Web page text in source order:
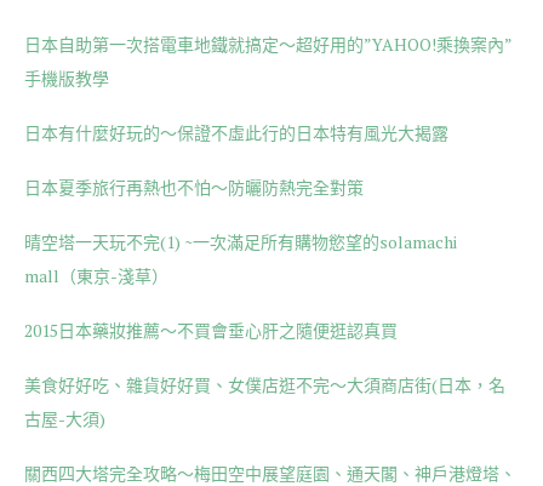
日本自助第一次搭電車地鐵就搞定～超好用的”YAHOO!乘換案內”
手機版教學
日本有什麼好玩的～保證不虛此行的日本特有風光大揭露
日本夏季旅行再熱也不怕～防曬防熱完全對策
晴空塔一天玩不完(1) ~一次滿足所有購物慾望的solamachi
mall（東京-淺草）
2015日本藥妝推薦～不買會垂心肝之隨便逛認真買
美食好好吃、雜貨好好買、女僕店逛不完～大須商店街(日本，名
古屋-大須)
關西四大塔完全攻略～梅田空中展望庭園、通天閣、神戶港燈塔、